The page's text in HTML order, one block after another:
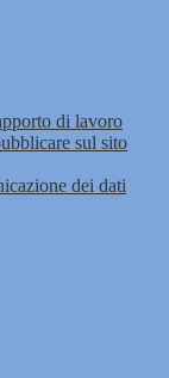
di lavoro
sul sito
dei dati